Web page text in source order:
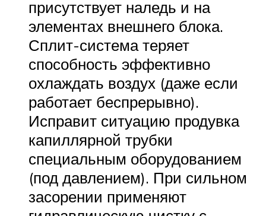
присутствует наледь и на
элементах внешнего блока.
Сплит-система теряет
способность эффективно
охлаждать воздух (даже если
работает беспрерывно).
Исправит ситуацию продувка
капиллярной трубки
специальным оборудованием
(под давлением). При сильном
засорении применяют